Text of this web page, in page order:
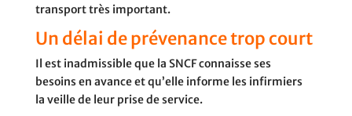
transport très important.
Un délai de prévenance trop court
Il est inadmissible que la SNCF connaisse ses
besoins en avance et qu’elle informe les infirmiers
la veille de leur prise de service.